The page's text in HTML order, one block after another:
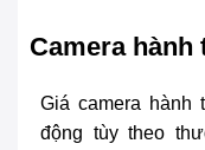
Camera hành
Giá camera hành
động tùy theo